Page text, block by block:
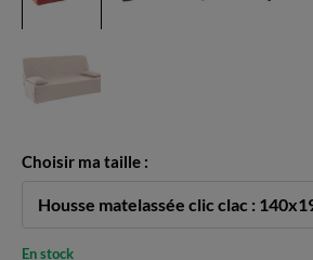
Choisir ma taille :
Housse matelassée clic clac :
En stock